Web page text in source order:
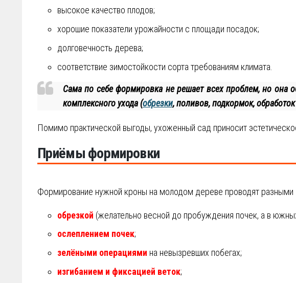
высокое качество плодов;
хорошие показатели урожайности с площади посадок;
долговечность дерева;
соответствие зимостойкости сорта требованиям климата.
Сама по себе формировка не решает всех проблем, но она
комплексного ухода (обрезки, поливов, подкормок,
Помимо практической выгоды, ухоженный сад приносит
Приёмы формировки
Формирование нужной кроны на молодом дереве проводят разными
обрезкой (желательно весной до пробуждения почек, а в
ослеплением почек;
зелёными операциями на невызревших побегах;
изгибанием и фиксацией веток;